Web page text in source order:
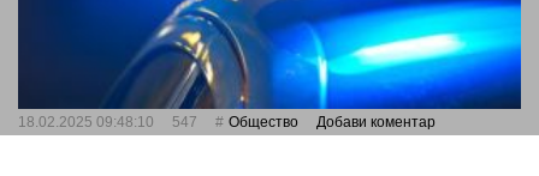
18.02.2025 09:48:10 547 Общество Добави коментар